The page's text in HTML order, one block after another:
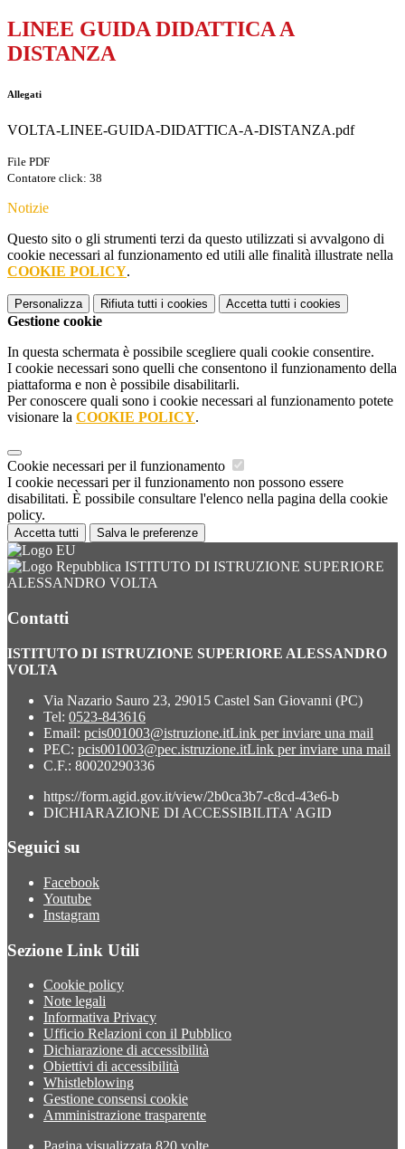
LINEE GUIDA DIDATTICA A
DISTANZA
Allegati
VOLTA-LINEE-GUIDA-DIDATTICA-A-DISTANZA.pdf
File PDF
Contatore click: 38
Notizie
Questo sito o gli strumenti terzi da questo utilizzati si avvalgono di
cookie necessari al funzionamento ed utili alle finalità illustrate nella
COOKIE POLICY.
Personalizza Rifiuta tutti i cookies Accetta tutti i cookies
Gestione cookie
In questa schermata è possibile scegliere quali cookie consentire.
I cookie necessari sono quelli che consentono il funzionamento della
piattaforma e non è possibile disabilitarli.
Per conoscere quali sono i cookie necessari al funzionamento potete
visionare la COOKIE POLICY.
Cookie necessari per il funzionamento
I cookie necessari per il funzionamento non possono essere
disabilitati. È possibile consultare l'elenco nella pagina della cookie
policy.
Accetta tutti Salva le preferenze
ISTITUTO DI ISTRUZIONE SUPERIORE
ALESSANDRO VOLTA
Contatti
ISTITUTO DI ISTRUZIONE SUPERIORE ALESSANDRO
VOLTA
Via Nazario Sauro 23, 29015 Castel San Giovanni (PC)
Tel: 0523-843616
Email: pcis001003@istruzione.itLink per inviare una mail
PEC: pcis001003@pec.istruzione.itLink per inviare una mail
C.F.: 80020290336
https://form.agid.gov.it/view/2b0ca3b7-c8cd-43e6-b
DICHIARAZIONE DI ACCESSIBILITA' AGID
Seguici su
Facebook
Youtube
Instagram
Sezione Link Utili
Cookie policy
Note legali
Informativa Privacy
Ufficio Relazioni con il Pubblico
Dichiarazione di accessibilità
Obiettivi di accessibilità
Whistleblowing
Gestione consensi cookie
Amministrazione trasparente